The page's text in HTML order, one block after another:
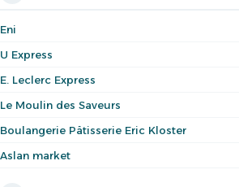
Eni
U Express
E. Leclerc Express
Le Moulin des Saveurs
Boulangerie Pâtisserie Eric Kloster
Aslan market